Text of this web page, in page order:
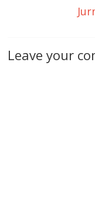
Leave your